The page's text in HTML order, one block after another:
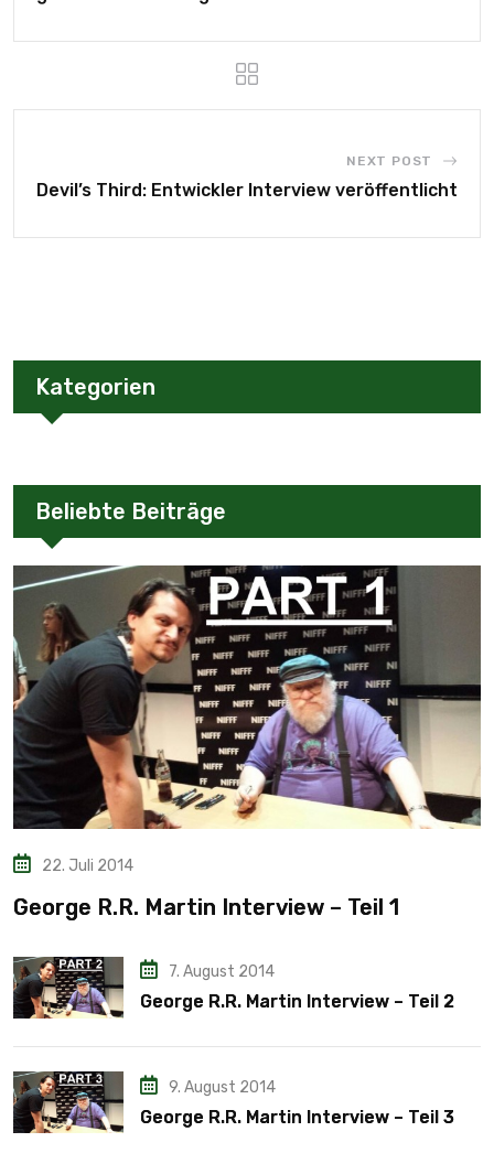
NEXT POST
Devil’s Third: Entwickler Interview veröffentlicht
Kategorien
Beliebte Beiträge
22. Juli 2014
George R.R. Martin Interview – Teil 1
7. August 2014
George R.R. Martin Interview – Teil 2
9. August 2014
George R.R. Martin Interview – Teil 3